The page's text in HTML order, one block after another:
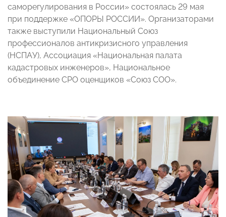
саморегулирования в России» состоялась 29 мая
при поддержке «ОПОРЫ РОССИИ». Организаторами
также выступили Национальный Союз
профессионалов антикризисного управления
(НСПАУ), Ассоциация «Национальная палата
кадастровых инженеров», Национальное
объединение СРО оценщиков «Союз СОО».